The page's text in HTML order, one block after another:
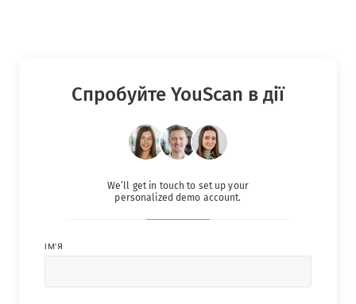
Спробуйте YouScan в дії
IМ'Я
We’ll get in touch to set up your
personalized demo account.